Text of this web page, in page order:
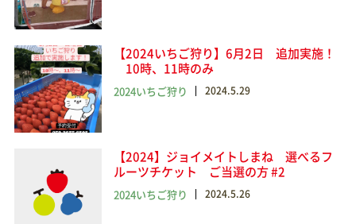
【2024いちご狩り】6月2日 追加実施！
10時、11時のみ
2024いちご狩り 2024.5.29
【2024】ジョイメイトしまね 選べるフ
ルーツチケット ご当選の方 #2
2024いちご狩り 2024.5.26